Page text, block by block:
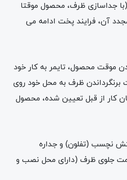
جداسازی ظرف، محصول موقتا
آن، فرایند پخت ادامه می
موقت محصول، تایمر به کار خود
برنگرداندن ظرف به محل خود روی
کار از قبل تعیین شده، محصول
(تفلون) و جداره
جلوی ظرف (دارای محل نصب و